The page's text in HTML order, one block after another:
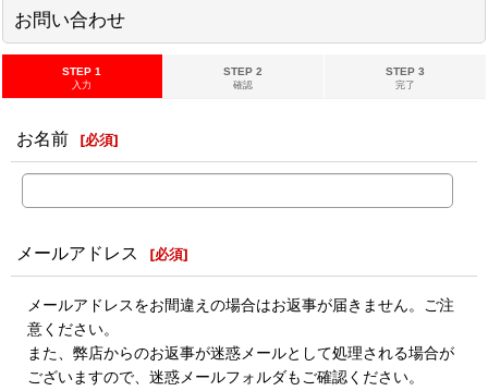
お問い合わせ
STEP 1
入力
STEP 2
確認
STEP 3
完了
お名前 [必須]
メールアドレス [必須]
メールアドレスをお間違えの場合はお返事が届きません。ご注
意ください。
また、弊店からのお返事が迷惑メールとして処理される場合が
ございますので、迷惑メールフォルダもご確認ください。